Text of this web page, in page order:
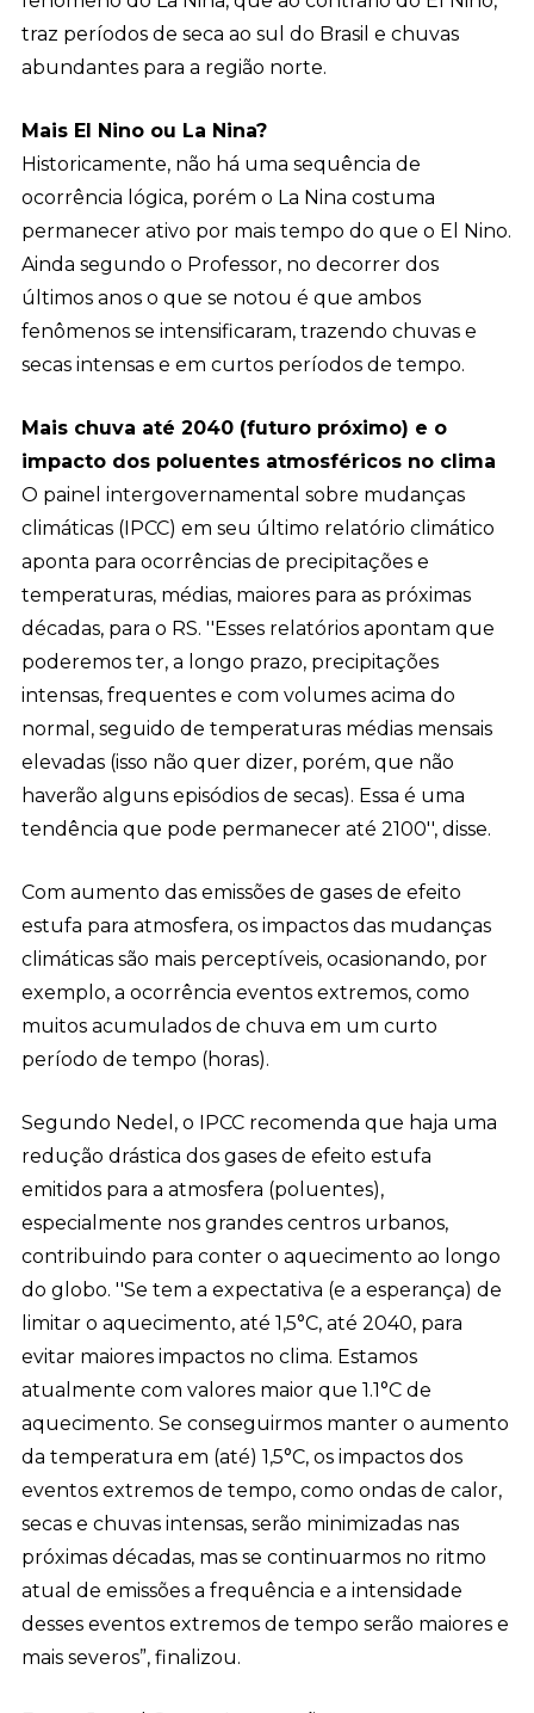
traz períodos de seca ao sul do Brasil e chuvas
abundantes para a região norte.
Mais El Nino ou La Nina?
Historicamente, não há uma sequência de
ocorrência lógica, porém o La Nina costuma
permanecer ativo por mais tempo do que o El Nino.
Ainda segundo o Professor, no decorrer dos
últimos anos o que se notou é que ambos
fenômenos se intensificaram, trazendo chuvas e
secas intensas e em curtos períodos de tempo.
Mais chuva até 2040 (futuro próximo) e o
impacto dos poluentes atmosféricos no clima
O painel intergovernamental sobre mudanças
climáticas (IPCC) em seu último relatório climático
aponta para ocorrências de precipitações e
temperaturas, médias, maiores para as próximas
décadas, para o RS. ''Esses relatórios apontam que
poderemos ter, a longo prazo, precipitações
intensas, frequentes e com volumes acima do
normal, seguido de temperaturas médias mensais
elevadas (isso não quer dizer, porém, que não
haverão alguns episódios de secas). Essa é uma
tendência que pode permanecer até 2100'', disse.
Com aumento das emissões de gases de efeito
estufa para atmosfera, os impactos das mudanças
climáticas são mais perceptíveis, ocasionando, por
exemplo, a ocorrência eventos extremos, como
muitos acumulados de chuva em um curto
período de tempo (horas).
Segundo Nedel, o IPCC recomenda que haja uma
redução drástica dos gases de efeito estufa
emitidos para a atmosfera (poluentes),
especialmente nos grandes centros urbanos,
contribuindo para conter o aquecimento ao longo
do globo. ''Se tem a expectativa (e a esperança) de
limitar o aquecimento, até 1,5°C, até 2040, para
evitar maiores impactos no clima. Estamos
atualmente com valores maior que 1.1°C de
aquecimento. Se conseguirmos manter o aumento
da temperatura em (até) 1,5°C, os impactos dos
eventos extremos de tempo, como ondas de calor,
secas e chuvas intensas, serão minimizadas nas
próximas décadas, mas se continuarmos no ritmo
atual de emissões a frequência e a intensidade
desses eventos extremos de tempo serão maiores e
mais severos”, finalizou.